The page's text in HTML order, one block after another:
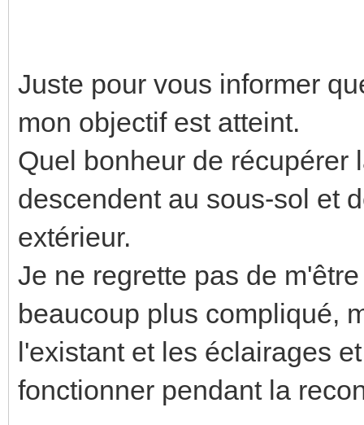
Juste pour vous informer
mon objectif est atteint.
Quel bonheur de récupérer
descendent au sous-sol et
extérieur.
Je ne regrette pas de
beaucoup plus compliqué,
l'existant et les éclairages
fonctionner pendant la